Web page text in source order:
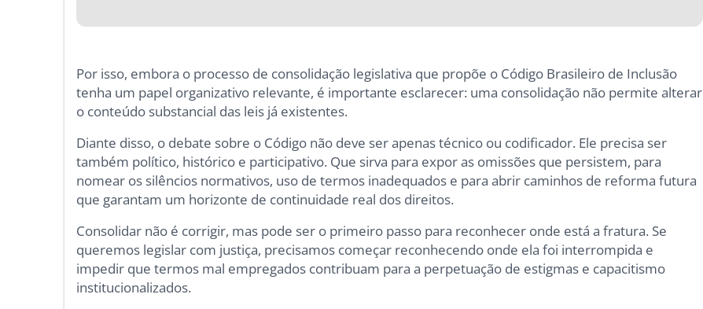
Por isso, embora o processo de consolidação legislativa que propõe o Código Brasileiro de Inclusão
tenha um papel organizativo relevante, é importante esclarecer: uma consolidação não permite alterar
o conteúdo substancial das leis já existentes.
Diante disso, o debate sobre o Código não deve ser apenas técnico ou codificador. Ele precisa ser
também político, histórico e participativo. Que sirva para expor as omissões que persistem, para
nomear os silêncios normativos, uso de termos inadequados e para abrir caminhos de reforma futura
que garantam um horizonte de continuidade real dos direitos.
Consolidar não é corrigir, mas pode ser o primeiro passo para reconhecer onde está a fratura. Se
queremos legislar com justiça, precisamos começar reconhecendo onde ela foi interrompida e
impedir que termos mal empregados contribuam para a perpetuação de estigmas e capacitismo
institucionalizados.